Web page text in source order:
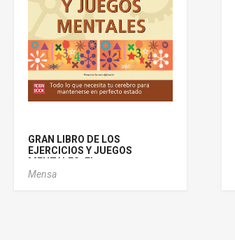
GRAN LIBRO DE LOS
EJERCICIOS Y JUEGOS
MENTALES, EL
Mensa